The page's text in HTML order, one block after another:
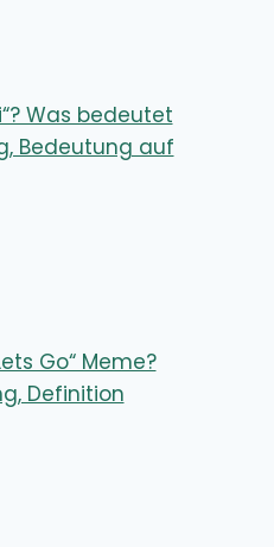
Was bedeutet
Bedeutung auf
Go“ Meme?
Definition